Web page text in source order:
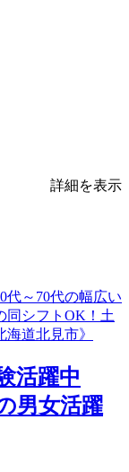
詳細を表示
活躍中
男女活躍